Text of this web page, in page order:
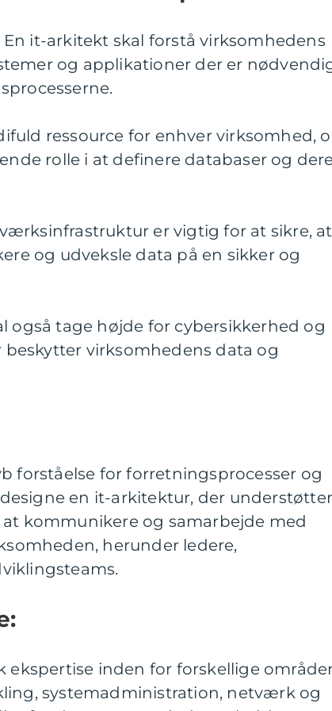
it-arkitekt skal forstå virksomhedens
og applikationer der er
ressource for enhver virksomhed,
rolle i at definere databaser og
er vigtig for at sikre, at
og udveksle data på en sikker og
også tage højde for cybersikkerhed og
virksomhedens data og
forståelse for forretningsprocesser og
en it-arkitektur, der understøtter
kommunikere og samarbejde med
herunder ledere,
ekspertise inden for forskellige
systemadministration, netværk og